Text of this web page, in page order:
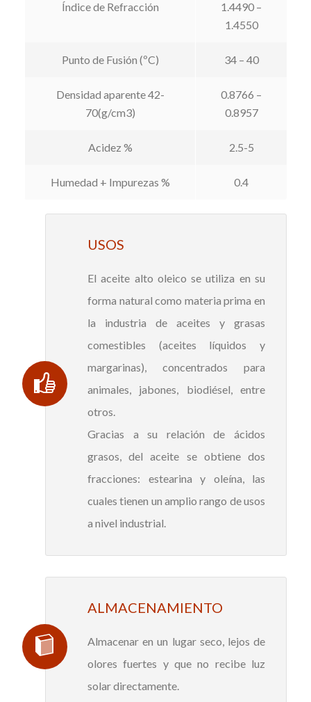
Índice de Refracción
1.4490 –
1.4550
Punto de Fusión (ºC) 34 – 40
Densidad aparente 42-
70(g/cm3)
0.8766 –
0.8957
Acidez % 2.5-5
Humedad + Impurezas % 0.4
USOS
El aceite alto oleico se utiliza en su
forma natural como materia prima en
la industria de aceites y grasas
comestibles (aceites líquidos y
margarinas), concentrados para
animales, jabones, biodiésel, entre
otros.
Gracias a su relación de ácidos
grasos, del aceite se obtiene dos
fracciones: estearina y oleína, las
cuales tienen un amplio rango de usos
a nivel industrial.
ALMACENAMIENTO
Almacenar en un lugar seco, lejos de
olores fuertes y que no recibe luz
solar directamente.